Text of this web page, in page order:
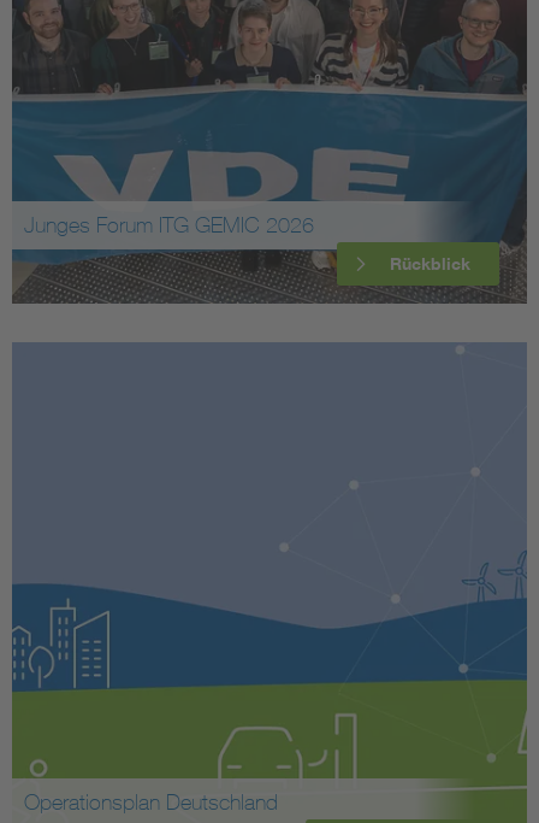
Junges Forum ITG GEMIC 2026
Rückblick
Operationsplan Deutschland